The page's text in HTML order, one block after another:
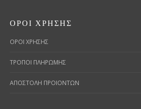
ΌΡΟΙ ΧΡΉΣΗΣ
ΟΡΟΙ ΧΡΗΣΗΣ
ΤΡΟΠΟΙ ΠΛΗΡΩΜΗΣ
ΑΠΟΣΤΟΛΗ ΠΡΟΙΟΝΤΩΝ